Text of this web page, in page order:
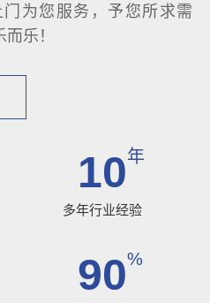
为您服务，予您所求需
乐！
10年
多年行业经验
90%